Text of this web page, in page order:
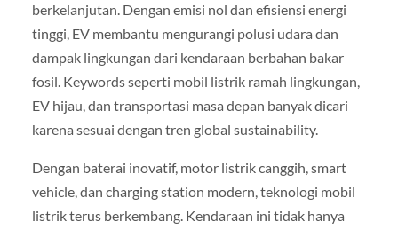
berkelanjutan. Dengan emisi nol dan efisiensi energi
tinggi, EV membantu mengurangi polusi udara dan
dampak lingkungan dari kendaraan berbahan bakar
fosil. Keywords seperti mobil listrik ramah lingkungan,
EV hijau, dan transportasi masa depan banyak dicari
karena sesuai dengan tren global sustainability.
Dengan baterai inovatif, motor listrik canggih, smart
vehicle, dan charging station modern, teknologi mobil
listrik terus berkembang. Kendaraan ini tidak hanya